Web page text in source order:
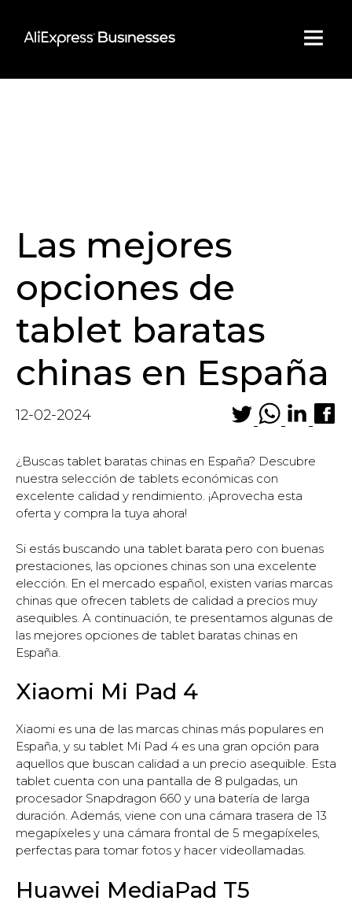
content
Las mejores
opciones de
tablet baratas
chinas en España
12-02-2024
¿Buscas tablet baratas chinas en España? Descubre
nuestra selección de tablets económicas con
excelente calidad y rendimiento. ¡Aprovecha esta
oferta y compra la tuya ahora!
Si estás buscando una tablet barata pero con buenas
prestaciones, las opciones chinas son una excelente
elección. En el mercado español, existen varias marcas
chinas que ofrecen tablets de calidad a precios muy
asequibles. A continuación, te presentamos algunas de
las mejores opciones de tablet baratas chinas en
España.
Xiaomi Mi Pad 4
Xiaomi es una de las marcas chinas más populares en
España, y su tablet Mi Pad 4 es una gran opción para
aquellos que buscan calidad a un precio asequible. Esta
tablet cuenta con una pantalla de 8 pulgadas, un
procesador Snapdragon 660 y una batería de larga
duración. Además, viene con una cámara trasera de 13
megapíxeles y una cámara frontal de 5 megapíxeles,
perfectas para tomar fotos y hacer videollamadas.
Huawei MediaPad T5